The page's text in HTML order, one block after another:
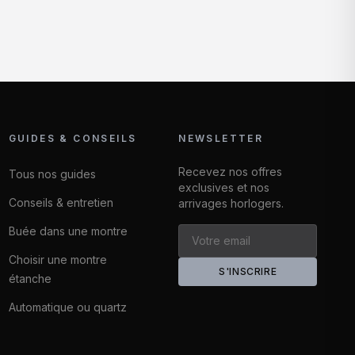
GUIDES & CONSEILS
Tous nos guides
Conseils & entretien
Buée dans une montre
Choisir une montre
étanche
Automatique ou quartz
NEWSLETTER
Recevez nos offres
exclusives et nos
arrivages horlogers.
S'INSCRIRE